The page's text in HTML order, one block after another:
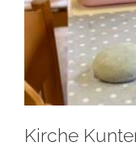
Kirche